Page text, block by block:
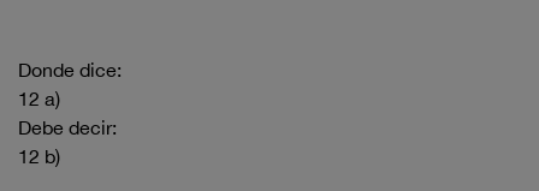
Donde dice:
12 a)
Debe decir:
12 b)